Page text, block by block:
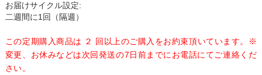
お届けサイクル設定:
二週間に1回（隔週）
この定期購入商品は ２ 回以上のご購入をお約束頂いています。※
変更、お休みなどは次回発送の7日前までにお電話にてご連絡くだ
さい。